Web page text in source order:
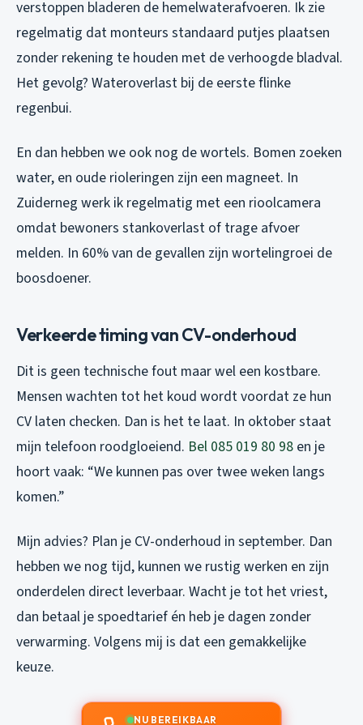
verstoppen bladeren de hemelwaterafvoeren. Ik zie
regelmatig dat monteurs standaard putjes plaatsen
zonder rekening te houden met de verhoogde bladval.
Het gevolg? Wateroverlast bij de eerste flinke
regenbui.
En dan hebben we ook nog de wortels. Bomen zoeken
water, en oude rioleringen zijn een magneet. In
Zuiderneg werk ik regelmatig met een rioolcamera
omdat bewoners stankoverlast of trage afvoer
melden. In 60% van de gevallen zijn wortelingroei de
boosdoener.
Verkeerde timing van CV-onderhoud
Dit is geen technische fout maar wel een kostbare.
Mensen wachten tot het koud wordt voordat ze hun
CV laten checken. Dan is het te laat. In oktober staat
mijn telefoon roodgloeiend. Bel 085 019 80 98 en je
hoort vaak: “We kunnen pas over twee weken langs
komen.”
Mijn advies? Plan je CV-onderhoud in september. Dan
hebben we nog tijd, kunnen we rustig werken en zijn
onderdelen direct leverbaar. Wacht je tot het vriest,
dan betaal je spoedtarief én heb je dagen zonder
verwarming. Volgens mij is dat een gemakkelijke
keuze.
NU BEREIKBAAR